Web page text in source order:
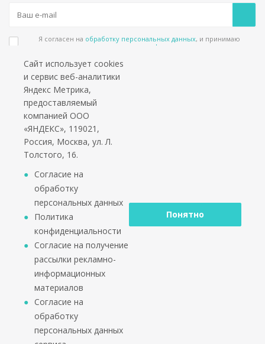
Я согласен на обработку персональных данных, и принимаю
политике конфиденциальности
Подпишитесь на еженедельный новостной бюллетень и получайте наши
лучшие материалы каждую пятницу!
Социальные сети
*работаем только с юридическими лицами и ИП
2002 - 2026 © PuntoGroup - производитель городской
мебели.
Производитель имеет право вносить изменения в
техническую документацию с минимальными
изменениями во внешнем виде продукта.
ООО «Алюдеко-К» ИНН 4401028410 ОГРН
Сайт использует cookies
и сервис веб-аналитики
Яндекс Метрика,
предоставляемый
компанией ООО
«ЯНДЕКС», 119021,
Россия, Москва, ул. Л.
Толстого, 16.
Согласие на
обработку
персональных данных
Политика
конфиденциальности
Согласие на получение
рассылки рекламно-
информационных
материалов
Согласие на
обработку
персональных данных
Понятно